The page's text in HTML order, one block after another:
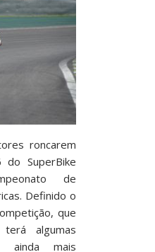
roncarem
SuperBike
de
Definido o
que
algumas
ainda mais